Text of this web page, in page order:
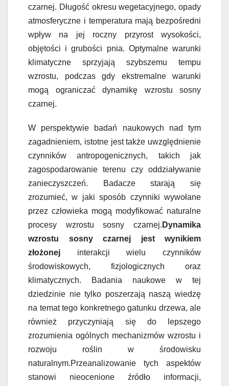
czarnej. Długość okresu wegetacyjnego, opady
atmosferyczne i temperatura mają bezpośredni
wpływ na jej roczny przyrost wysokości,
objętości i grubości pnia. Optymalne warunki
klimatyczne sprzyjają szybszemu tempu
wzrostu, podczas gdy ekstremalne warunki
mogą ograniczać dynamikę wzrostu sosny
czarnej.
W perspektywie badań naukowych nad tym
zagadnieniem, istotne jest także uwzględnienie
czynników antropogenicznych, takich jak
zagospodarowanie terenu czy oddziaływanie
zanieczyszczeń. Badacze starają się
zrozumieć, w jaki sposób czynniki wywołane
przez człowieka mogą modyfikować naturalne
procesy wzrostu sosny czarnej. Dynamika
wzrostu sosny czarnej jest wynikiem
złożonej interakcji wielu czynników
środowiskowych, fizjologicznych oraz
klimatycznych. Badania naukowe w tej
dziedzinie nie tylko poszerzają naszą wiedzę
na temat tego konkretnego gatunku drzewa, ale
również przyczyniają się do lepszego
zrozumienia ogólnych mechanizmów wzrostu i
rozwoju roślin w środowisku
naturalnym.Przeanalizowanie tych aspektów
stanowi nieocenione źródło informacji,